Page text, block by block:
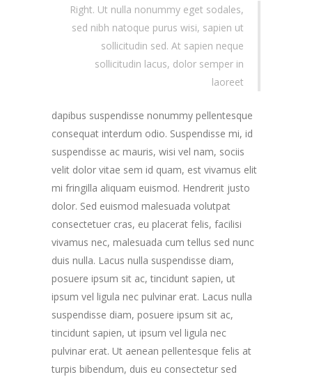
Right. Ut nulla nonummy eget sodales,
sed nibh natoque purus wisi, sapien ut
sollicitudin sed. At sapien neque
sollicitudin lacus, dolor semper in
laoreet
dapibus suspendisse nonummy pellentesque
consequat interdum odio. Suspendisse mi, id
suspendisse ac mauris, wisi vel nam, sociis
velit dolor vitae sem id quam, est vivamus elit
mi fringilla aliquam euismod. Hendrerit justo
dolor. Sed euismod malesuada volutpat
consectetuer cras, eu placerat felis, facilisi
vivamus nec, malesuada cum tellus sed nunc
duis nulla. Lacus nulla suspendisse diam,
posuere ipsum sit ac, tincidunt sapien, ut
ipsum vel ligula nec pulvinar erat. Lacus nulla
suspendisse diam, posuere ipsum sit ac,
tincidunt sapien, ut ipsum vel ligula nec
pulvinar erat. Ut aenean pellentesque felis at
turpis bibendum, duis eu consectetur sed